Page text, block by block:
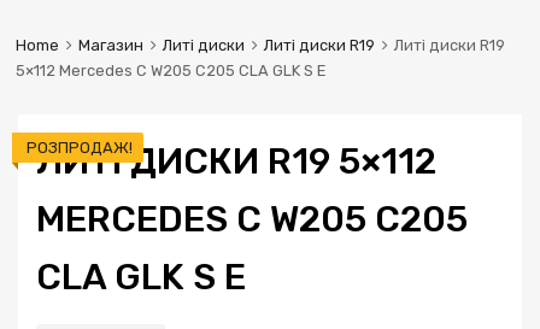
Home Магазин Литі диски Литі диски R19
Литі диски R19
5×112 Mercedes C W205 C205 CLA GLK S E
ЛИТІ ДИСКИ R19 5×112
MERCEDES C W205 C205
CLA GLK S E
РОЗПРОДАЖ!